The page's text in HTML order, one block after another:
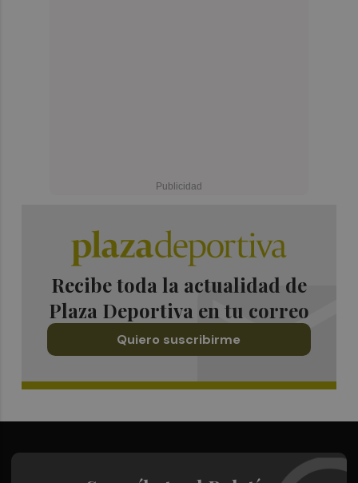
Recibe toda la actualidad de
Plaza Deportiva en tu correo
Quiero suscribirme